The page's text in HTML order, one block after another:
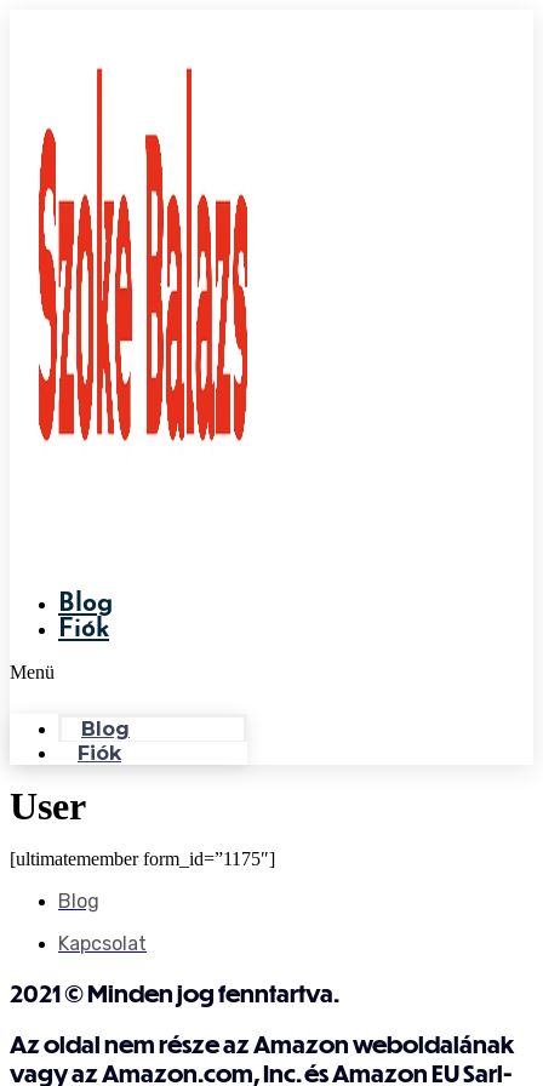
Blog
Fiók
Menü
Blog
Fiók
User
[ultimatemember form_id=”1175″]
Blog
Kapcsolat
2021 © Minden jog fenntartva.
Az oldal nem része az Amazon weboldalának
vagy az Amazon.com, Inc. és Amazon EU Sarl-